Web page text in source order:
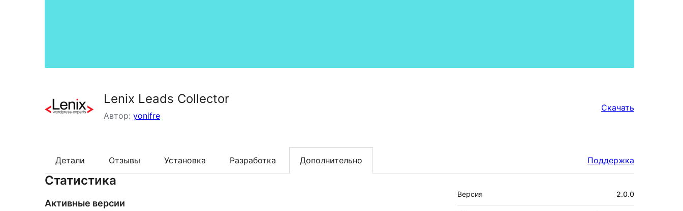
Lenix Leads Collector
Автор: yonifre
Скачать
Детали Отзывы Установка Разработка Дополнительно Поддержка
Статистика
Активные версии
Мета
Версия 2.0.0